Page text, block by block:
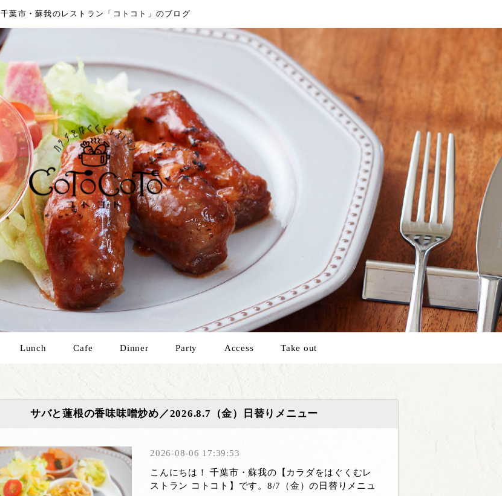
千葉市・蘇我のレストラン「コトコト」のブログ
Lunch Cafe Dinner Party Access Take out
サバと蓮根の香味味噌炒め／2026.8.7（金）日替りメニュー
2026-08-06 17:39:53
こんにちは！ 千葉市・蘇我の【カラダをはぐくむレ
ストラン コトコト】です。8/7（金）の日替りメニュ